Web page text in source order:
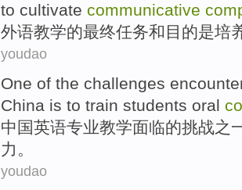
to cultivate communicative
外语教学的最终任务和 目的是培
youdao
One of the challenges
China is to train students oral
中国英语专业教学面临的挑战之
力。
youdao